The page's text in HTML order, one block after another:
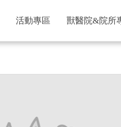
活動專區 獸醫院&院所